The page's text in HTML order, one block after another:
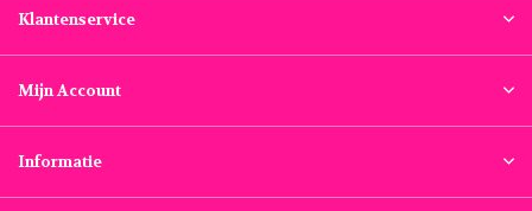
Klantenservice
Mijn Account
Informatie